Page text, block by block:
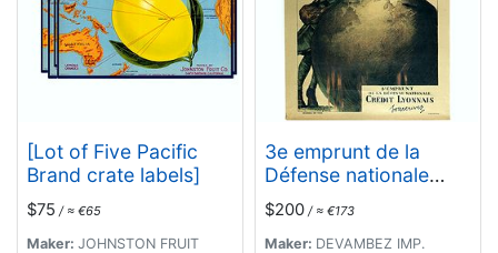
[Lot of Five Pacific
Brand crate labels]
$75 / ≈ €65
Maker: JOHNSTON FRUIT
3e emprunt de la
Défense nationale
Crédit Lyonnais.
Souscrivez.
$200 / ≈ €173
Maker: DEVAMBEZ IMP.